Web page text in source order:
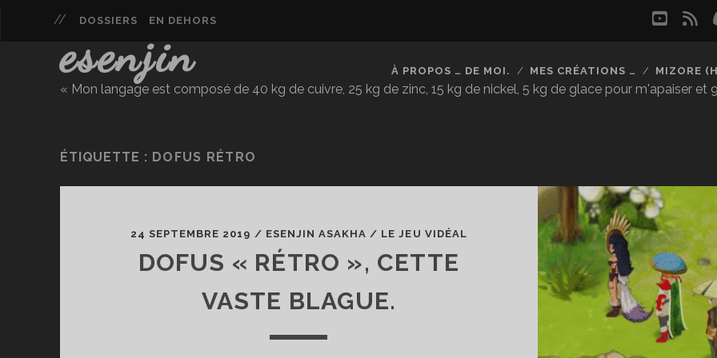
DOSSIERS EN DEHORS
esenjin
« Mon langage est composé de 40 kg de cuivre, 25 kg de zinc, 15 kg de nickel, 5 kg de glace pour m'apaiser et
À PROPOS … DE MOI. MES CRÉATIONS … MIZORE
ÉTIQUETTE : DOFUS RÉTRO
24 SEPTEMBRE 2019 / ESENJIN ASAKHA / LE JEU VIDÉAL
DOFUS « RÉTRO », CETTE
VASTE BLAGUE.